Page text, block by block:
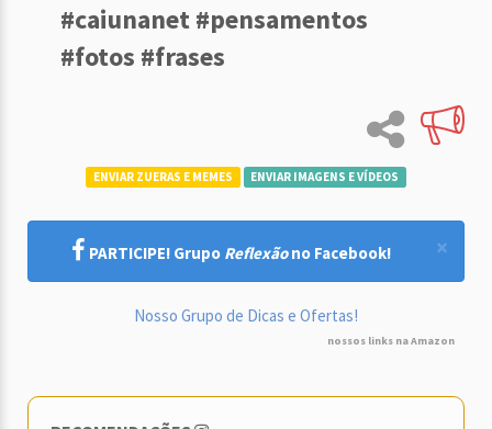
#caiunanet #pensamentos
#fotos #frases
ENVIAR ZUERAS E MEMES ENVIAR IMAGENS E VÍDEOS
×
PARTICIPE! Grupo Reflexãono Facebook!
Nosso Grupo de Dicas e Ofertas!
nossos links na Amazon